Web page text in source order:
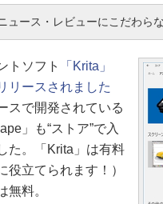
ュース・レビューにこだわら
トソフト
「Krita」
リースされました
スで開発されている
」も“ストア”で入
た。「Krita」は有料
役立てられます！）
無料。